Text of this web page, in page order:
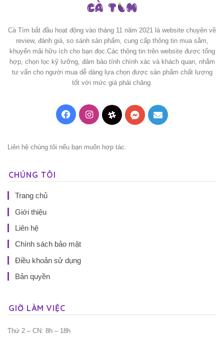
Cà Tím bắt đầu hoạt động vào tháng 11 năm 2021 là website chuyên về
review, đánh giá, so sánh sản phẩm, cung cấp thông tin mua sắm,
khuyến mãi hữu ích cho bạn đọc.Các thông tin trên website được tổng
hợp, chọn lọc kỹ lưỡng, đảm bảo tính chính xác và khách quan, nhằm
tư vấn cho người mua dễ dàng lựa chọn được sản phẩm chất lượng
tốt với mức giá phải chăng.
FacebookInstagramThreadsMessenger
Mail
Liên hệ chúng tôi nếu bạn muốn hợp tác.
CHÚNG TÔI
Trang chủ
Giới thiệu
Liên hệ
Chính sách bảo mật
Điều khoản sử dụng
Bản quyền
GIỜ LÀM VIỆC
Thứ 2 – CN: 8h – 18h